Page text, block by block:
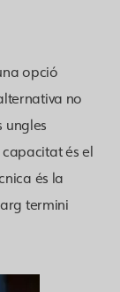
opció
no
ungles
és el
és la
termini